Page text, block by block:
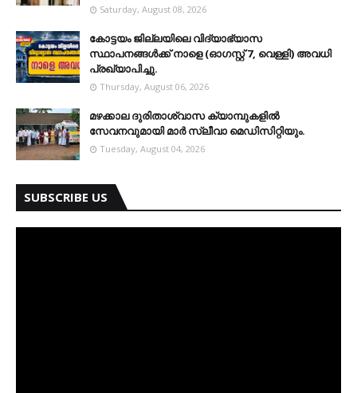
Saturday, August 08, 2026
കോട്ടയം ജില്ലയിലെ വിദ്യാഭ്യാസ
സ്ഥാപനങ്ങള്‍ക്ക് നാളെ (ഓഗസ്റ്റ് 7, വെള്ളി) അവധി
പ്രഖ്യാപിച്ചു.
Thursday, August 06, 2026
മഴക്കാല ദുരിതാശ്വാസ ക്യാമ്പുകളിൽ
സേവനവുമായി മാർ സ്ലീവാ മെഡിസിറ്റിയും.
Tuesday, August 04, 2026
SUBSCRIBE US